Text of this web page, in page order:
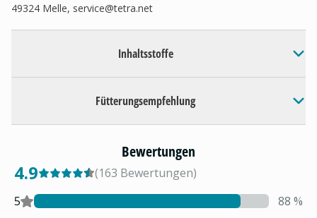
49324 Melle, service@tetra.net
Inhaltsstoffe
Fütterungsempfehlung
Bewertungen
4.9 (163 Bewertungen)
5
88 %